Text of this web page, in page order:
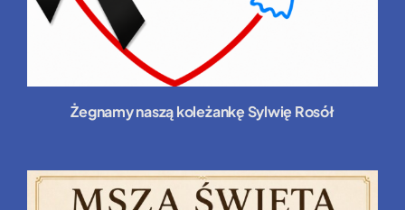
Żegnamy naszą koleżankę Sylwię Rosół